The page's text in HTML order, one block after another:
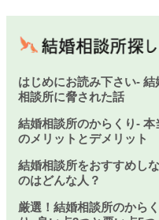
はじめにお読み下さい- 結
相談所に脅された話
結婚相談所のからくり- 本
のメリットとデメリット
結婚相談所をおすすめし
のはどんな人？
厳選！結婚相談所のからく